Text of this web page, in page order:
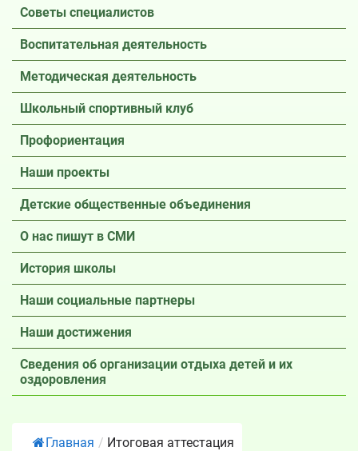
Советы специалистов
Воспитательная деятельность
Методическая деятельность
Школьный спортивный клуб
Профориентация
Наши проекты
Детские общественные объединения
О нас пишут в СМИ
История школы
Наши социальные партнеры
Наши достижения
Сведения об организации отдыха детей и их
оздоровления
Главная / Итоговая аттестация